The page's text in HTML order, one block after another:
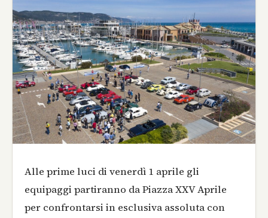
Alle prime luci di venerdì 1 aprile gli
equipaggi partiranno da Piazza XXV Aprile
per confrontarsi in esclusiva assoluta con